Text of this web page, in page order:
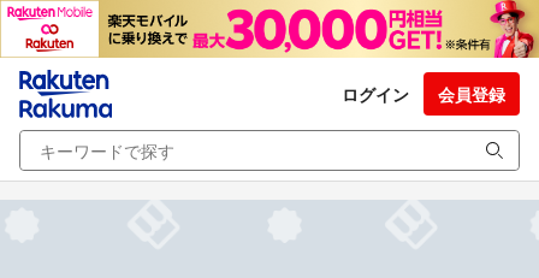
ログイン 会員登録